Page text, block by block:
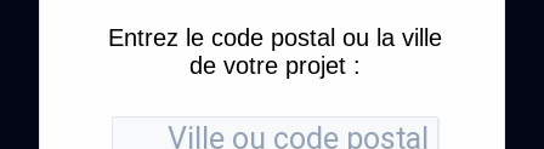
Entrez le code postal ou la ville
de votre projet :